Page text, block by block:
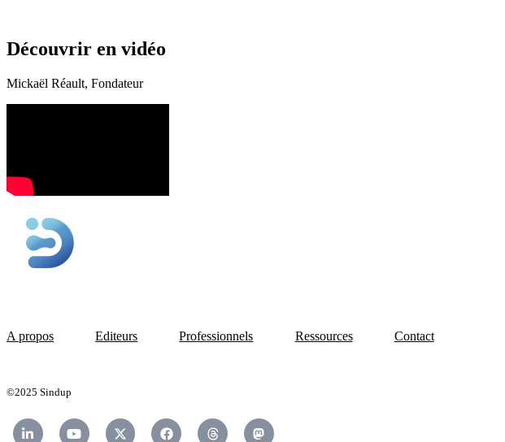
Découvrir en vidéo
Mickaël Réault, Fondateur
A propos Editeurs Professionnels Ressources Contact
©2025 Sindup